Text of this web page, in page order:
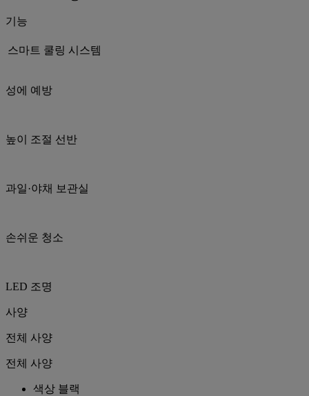
기능
스마트 쿨링 시스템
성에 예방
높이 조절 선반
과일·야채 보관실
손쉬운 청소
LED 조명
사양
전체 사양
전체 사양
색상 블랙